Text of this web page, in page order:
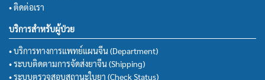
• ติดต่อเรา
บริการสำหรับผู้ป่วย
• บริการทางการแพทย์แผนจีน (Department)
• ระบบติดตามการจัดส่งยาจีน (Shipping)
• ระบบตรวจสอบสถานะใบยา (Check Status)